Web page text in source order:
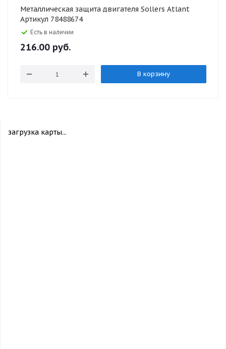
Металлическая защита двигателя Sollers Atlant
Артикул 78488674
Есть в наличии
216.00 руб.
В корзину
загрузка карты...